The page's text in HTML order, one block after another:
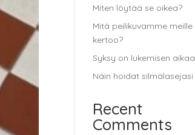
Miten löytää se oikea?
Mitä peilikuvamme meille
kertoo?
Syksy on lukemisen aikaa
Näin hoidat silmälasejasi
Recent
Comments